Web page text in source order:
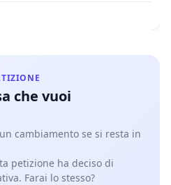
che vuoi
cambiamento se si resta in
petizione ha deciso di
Farai lo stesso?